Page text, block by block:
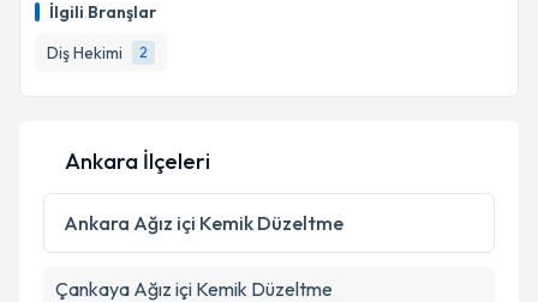
İlgili Branşlar
Diş Hekimi
2
Ankara İlçeleri
Ankara Ağız içi Kemik Düzeltme
Çankaya Ağız içi Kemik Düzeltme